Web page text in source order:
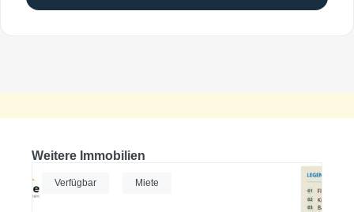
Weitere Immobilien
Verfügbar Miete